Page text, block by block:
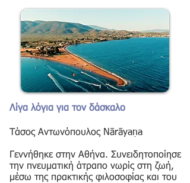
Λίγα λόγια για τον δάσκαλο
Τάσος Αντωνόπουλος Nārāyaṇa
Γεννήθηκε στην Αθήνα. Συνειδητοποίησε
την πνευματική άτραπο νωρίς στη ζωή,
μέσω της πρακτικής φιλοσοφίας και του